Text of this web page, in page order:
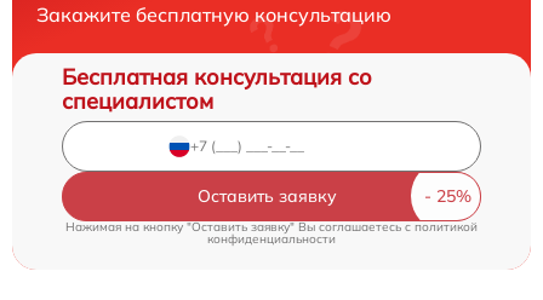
Закажите бесплатную консультацию
Бесплатная консультация со
специалистом
Оставить заявку
Нажимая на кнопку "Оставить заявку" Вы соглашаетесь cполитикой
конфиденциальности